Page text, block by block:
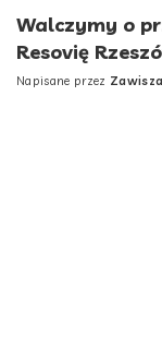
Walczymy o
Resovię
Napisane przez